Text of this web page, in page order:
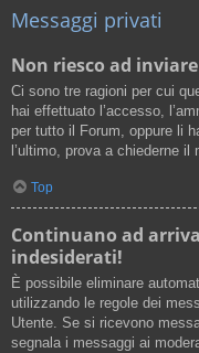
Messaggi privati
Non riesco ad
Ci sono tre ragioni per cui
hai effettuato l’accesso,
per tutto il Forum, oppure li
l’ultimo, prova a chiederne il
Top
Continuano ad
indesiderati!
È possibile eliminare
utilizzando le regole dei
Utente. Se si ricevono
segnala i messaggi ai